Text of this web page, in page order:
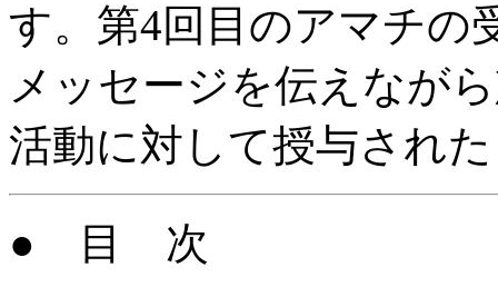
す。第4回目のアマチの
メッセージを伝えなが
活動に対して授与され
● 目 次